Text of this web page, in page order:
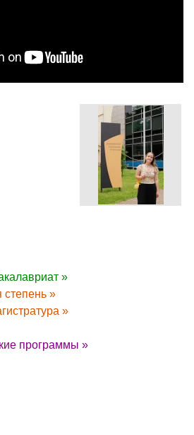
»
степень »
»
программы »